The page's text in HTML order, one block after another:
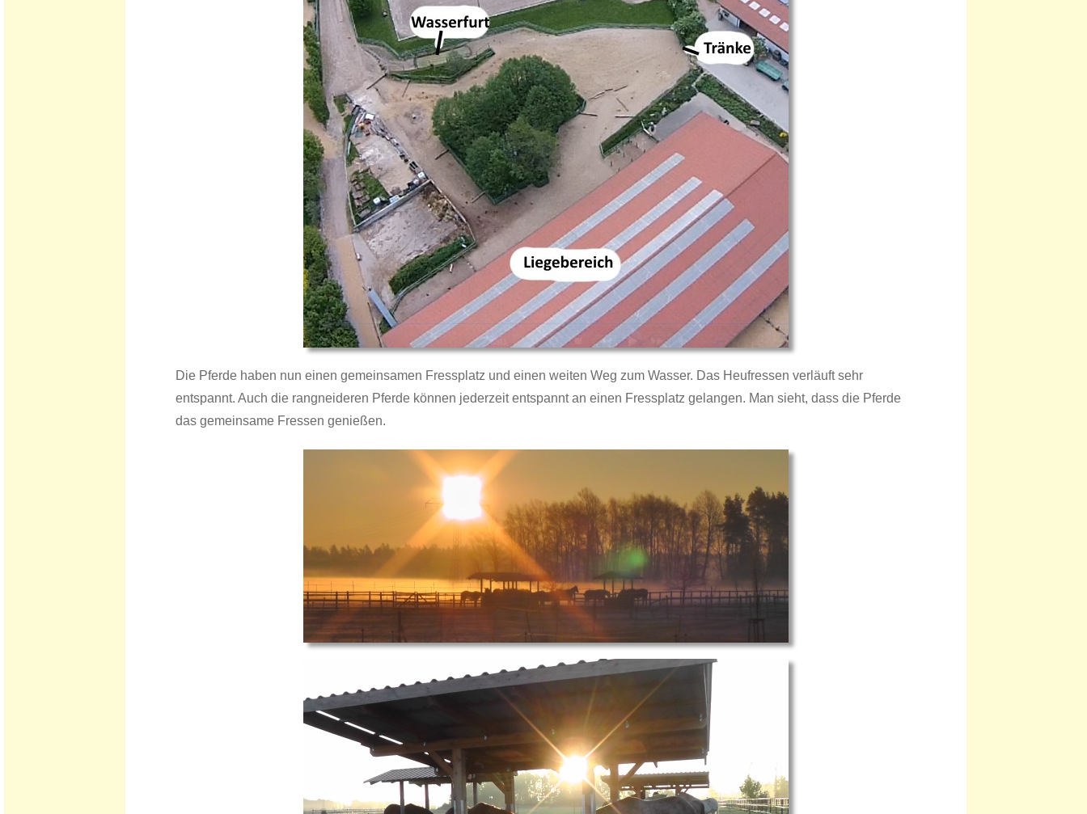
​Die Pferde haben nun einen gemeinsamen Fressplatz und einen weiten Weg zum Wasser. Das Heufressen verläuft sehr
entspannt. Auch die rangneideren Pferde können jederzeit entspannt an einen Fressplatz gelangen. Man sieht, dass die Pferde
das gemeinsame Fressen genießen.